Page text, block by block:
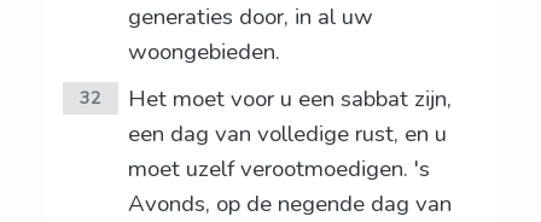
generaties door, in al uw
woongebieden.
32
Het moet voor u een sabbat zijn,
een dag van volledige rust, en u
moet uzelf verootmoedigen. 's
Avonds, op de negende dag van